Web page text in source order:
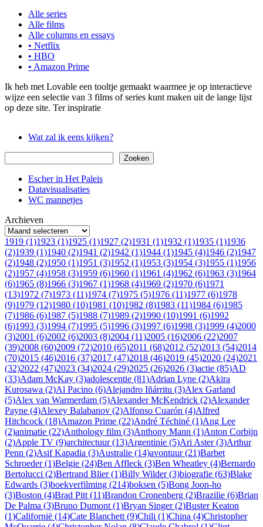
Alle series
Alle films
Alle columns en essays
• Netflix
• HBO
• Amazon Prime
Ik heb met Lovable een tooltje gemaakt waarmee je op interactieve
wijze een selectie van 3 films of series kunt maken uit de lange lijst
op deze site. Ter inspiratie
Wat zal ik eens kijken?
Zoeken
Escher in Het Paleis
Datavisualisaties
WC mannetjes
Archieven
1919 (1)1923 (1)1925 (1)1927 (2)1931 (1)1932 (1)1935 (1)1936
(2)1939 (1)1940 (2)1941 (2)1942 (1)1944 (1)1945 (4)1946 (2)1947
(2)1948 (2)1950 (1)1951 (3)1952 (1)1953 (3)1954 (3)1955 (1)1956
(2)1957 (4)1958 (3)1959 (6)1960 (1)1961 (4)1962 (6)1963 (3)1964
(6)1965 (8)1966 (3)1967 (1)1968 (4)1969 (2)1970 (6)1971
(13)1972 (7)1973 (11)1974 (7)1975 (5)1976 (11)1977 (6)1978
(9)1979 (12)1980 (10)1981 (10)1982 (8)1983 (11)1984 (6)1985
(7)1986 (6)1987 (5)1988 (7)1989 (2)1990 (10)1991 (6)1992
(6)1993 (3)1994 (7)1995 (5)1996 (3)1997 (6)1998 (3)1999 (4)2000
(3)2001 (6)2002 (6)2003 (8)2004 (11)2005 (16)2006 (22)2007
(39)2008 (60)2009 (72)2010 (65)2011 (68)2012 (52)2013 (54)2014
(70)2015 (46)2016 (37)2017 (47)2018 (46)2019 (45)2020 (24)2021
(32)2022 (47)2023 (34)2024 (29)2025 (26)2026 (3)actie (85)AD
(33)Adam McKay (3)adolescentie (81)Adrian Lyne (2)Akira
Kurosawa (2)Al Pacino (6)Alejandro Iñárritu (3)Alex Garland
(5)Alex van Warmerdam (5)Alexander McKendrick (2)Alexander
Payne (4)Alexey Balabanov (2)Alfonso Cuarón (4)Alfred
Hitchcock (18)Amazon Prime (22)André Téchiné (1)Ang Lee
(2)animatie (22)Anthology film (3)Anthony Mann (1)Anton Corbijn
(2)Apple TV (9)architectuur (13)Argentinie (5)Ari Aster (3)Arthur
Penn (2)Asif Kapadia (3)Australie (14)avontuur (21)Barbet
Schroeder (1)Belgie (24)Ben Affleck (3)Ben Wheatley (4)Bernardo
Bertolucci (2)Bertrand Blier (1)Billy Wilder (3)biografie (63)Blake
Edwards (3)boekverfilming (214)boksen (5)Bong Joon-ho
(3)Boston (4)Brad Pitt (11)Brandon Cronenberg (2)Brazilie (6)Brian
De Palma (3)Bruno Dumont (1)Bryan Singer (2)Buster Keaton
(1)Californië (14)Cate Blanchett (9)Chili (1)China (4)Christopher